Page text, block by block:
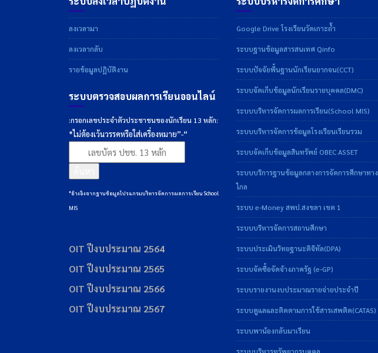
ลงเวลามา
ลงเวลากลับ
รายข้อมูลปฏิบัติงาน
ระบบตรวจสอบผลการเรียนออนไลน์
:กรอกเลขประจำตัวประชาชนของนักเรียน 13 หลัก:
*ไม่ต้องเว้นวรรคหรือใส่เครื่องหมาย”-“
*อ้างอิงจากฐานข้อมูลโปรแกรมบริหารจัดการผลการเรียน School
MIS
OIT ปีงบประมาณ 2564
OIT ปีงบประมาณ 2565
OIT ปีงบประมาณ 2566
OIT ปีงบประมาณ 2567
Google Drive โรงเรียนวัดเกาะถ้ำ
ระบบฐานข้อมูลสารสนเทศ Qinfo
ระบบปัจจัยพื้นฐานนักเรียนยากจน(CCT)
ระบบจัดเก็บข้อมูลนักเรียนรายบุคคล(DMC)
ระบบบริหารจัดการผลการเรียน(School MIS)
ระบบบริหารจัดการข้อมูลโรงเรียนเรียนรวม
ระบบจัดเก็บข้อมูลสินทรัพย์ OBEC ASSET
ระบบบริการฐานข้อมูลกลางการจัดการศึกษาทาง
ไกล
ระบบ e-Money สพป.สงขลา เขต 1
ระบบบริหารจัดการสถานศึกษา
ระบบประเมินวิทยฐานะดิจิทัล(DPA)
ระบบจัดซื้อจัดจ้างภาครัฐ (e-GP)
ระบบรายงานงบประมาณรายจ่ายประจำปี
ระบบดูแลและติดตามการใช้สารเสพติด(CATAS)
ระบบพาน้องกลับมาเรียน